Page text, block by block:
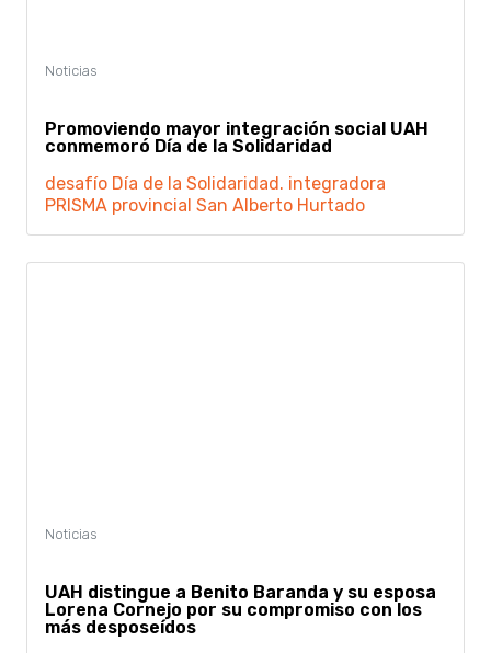
Promoviendo mayor integración social UAH
conmemoró Día de la Solidaridad
desafío Día de la Solidaridad. integradora
PRISMA provincial San Alberto Hurtado
UAH distingue a Benito Baranda y su esposa
Lorena Cornejo por su compromiso con los
más desposeídos